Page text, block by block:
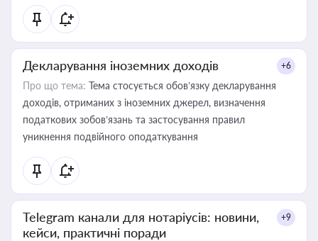
Декларування іноземних доходів +6
Про що тема: Тема стосується обов’язку декларування
доходів, отриманих з іноземних джерел, визначення
податкових зобов’язань та застосування правил
уникнення подвійного оподаткування
Telegram канали для нотаріусів: новини,
кейси, практичні поради
+9